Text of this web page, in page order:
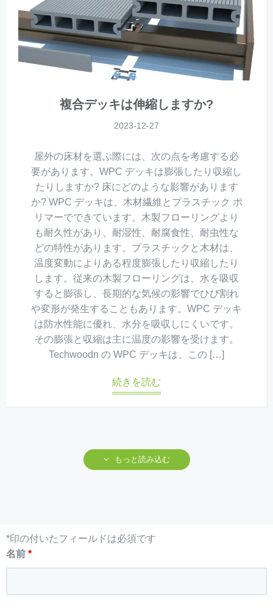
複合デッキは伸縮しますか?
2023-12-27
屋外の床材を選ぶ際には、次の点を考慮する必
要があります。WPC デッキは膨張したり収縮し
たりしますか? 床にどのような影響があります
か? WPC デッキは、木材繊維とプラスチック ポ
リマーでできています。木製フローリングより
も耐久性があり、耐湿性、耐腐食性、耐虫性な
どの特性があります。プラスチックと木材は、
温度変動によりある程度膨張したり収縮したり
します。従来の木製フローリングは、水を吸収
すると膨張し、長期的な気候の影響でひび割れ
や変形が発生することもあります。WPC デッキ
は防水性能に優れ、水分を吸収しにくいです。
その膨張と収縮は主に温度の影響を受けます。
Techwoodn の WPC デッキは、この […]
続きを読む
もっと読み込む
*印の付いたフィールドは必須です
名前 *